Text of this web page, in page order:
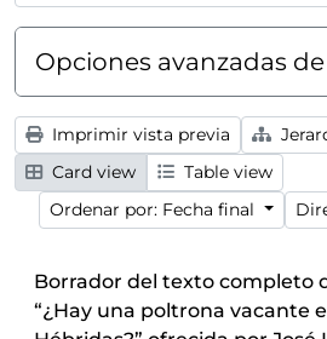
Opciones avanzadas
Imprimir vista previa
Card view
Table view
Ordenar por: Fecha final
Borrador del texto completo
“¿Hay una poltrona vacante